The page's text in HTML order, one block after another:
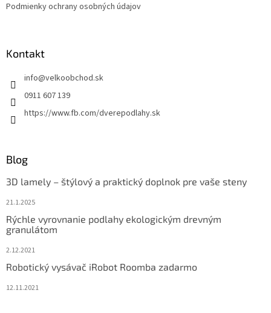
Podmienky ochrany osobných údajov
Kontakt
info@velkoobchod.sk
0911 607 139
https://www.fb.com/dverepodlahy.sk
Blog
3D lamely – štýlový a praktický doplnok pre vaše steny
21.1.2025
Rýchle vyrovnanie podlahy ekologickým drevným
granulátom
2.12.2021
Robotický vysávač iRobot Roomba zadarmo
12.11.2021